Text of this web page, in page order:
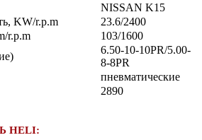
NISSAN K15
KW/r.p.m
23.6/2400
r.p.m
103/1600
6.50-10-10PR/5.00-
8-8PR
пневматические
2890
HELI: